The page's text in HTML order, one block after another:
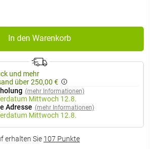
In den Warenkorb
und mehr
über 250,00 €
(mehr Informationen)
Mittwoch 12.8.
Adresse (mehr Informationen)
Mittwoch 12.8.
erhalten Sie 107 Punkte